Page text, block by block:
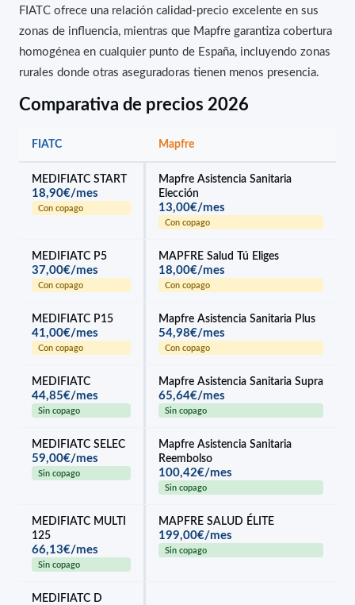
FIATC ofrece una relación calidad-precio excelente en sus
zonas de influencia, mientras que Mapfre garantiza cobertura
homogénea en cualquier punto de España, incluyendo zonas
rurales donde otras aseguradoras tienen menos presencia.
Comparativa de precios 2026
FIATC Mapfre
MEDIFIATC START
18,90€/mes
Con copago
Mapfre Asistencia Sanitaria
Elección
13,00€/mes
Con copago
MEDIFIATC P5
37,00€/mes
Con copago
MAPFRE Salud Tú Eliges
18,00€/mes
Con copago
MEDIFIATC P15
41,00€/mes
Con copago
Mapfre Asistencia Sanitaria Plus
54,98€/mes
Con copago
MEDIFIATC
44,85€/mes
Sin copago
Mapfre Asistencia Sanitaria Supra
65,64€/mes
Sin copago
MEDIFIATC SELEC
59,00€/mes
Sin copago
Mapfre Asistencia Sanitaria
Reembolso
100,42€/mes
Sin copago
MEDIFIATC MULTI
125
66,13€/mes
Sin copago
MAPFRE SALUD ÉLITE
199,00€/mes
Sin copago
MEDIFIATC D